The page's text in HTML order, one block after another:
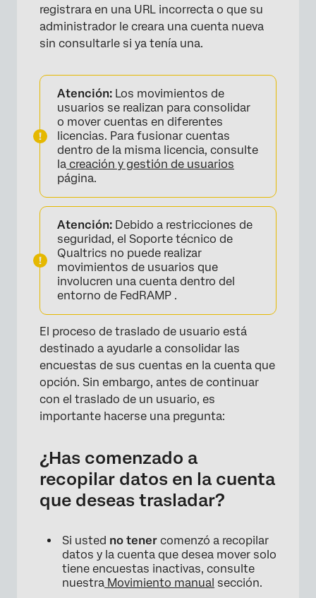
registrara en una URL incorrecta o que su
administrador le creara una cuenta nueva
sin consultarle si ya tenía una.
Atención: Los movimientos de
usuarios se realizan para consolidar
o mover cuentas en diferentes
licencias. Para fusionar cuentas
dentro de la misma licencia, consulte
la creación y gestión de usuarios
página.
Atención: Debido a restricciones de
seguridad, el Soporte técnico de
Qualtrics no puede realizar
movimientos de usuarios que
involucren una cuenta dentro del
entorno de FedRAMP .
El proceso de traslado de usuario está
destinado a ayudarle a consolidar las
encuestas de sus cuentas en la cuenta que
opción. Sin embargo, antes de continuar
con el traslado de un usuario, es
importante hacerse una pregunta:
¿Has comenzado a
recopilar datos en la cuenta
que deseas trasladar?
Si usted no tener comenzó a recopilar
datos y la cuenta que desea mover solo
tiene encuestas inactivas, consulte
nuestra Movimiento manual sección.